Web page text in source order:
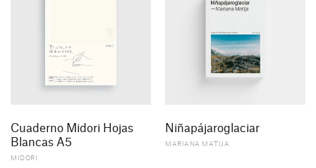
Cuaderno Midori Hojas
Blancas A5
MIDORI
Niñapájaroglaciar
MARIANA MATIJA